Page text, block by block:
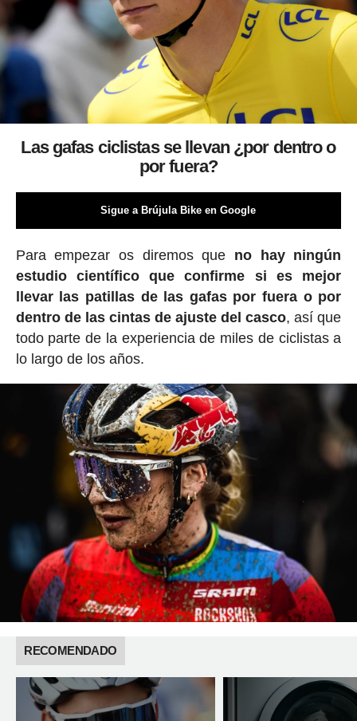
Las gafas ciclistas se llevan ¿por dentro o
por fuera?
Sigue a Brújula Bike en Google
Para empezar os diremos que no hay ningún
estudio científico que confirme si es mejor
llevar las patillas de las gafas por fuera o por
dentro de las cintas de ajuste del casco, así que
todo parte de la experiencia de miles de ciclistas a
lo largo de los años.
RECOMENDADO